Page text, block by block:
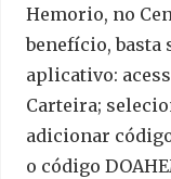
Hemorio, no
benefício, basta
aplicativo:
Carteira;
adicionar
o código